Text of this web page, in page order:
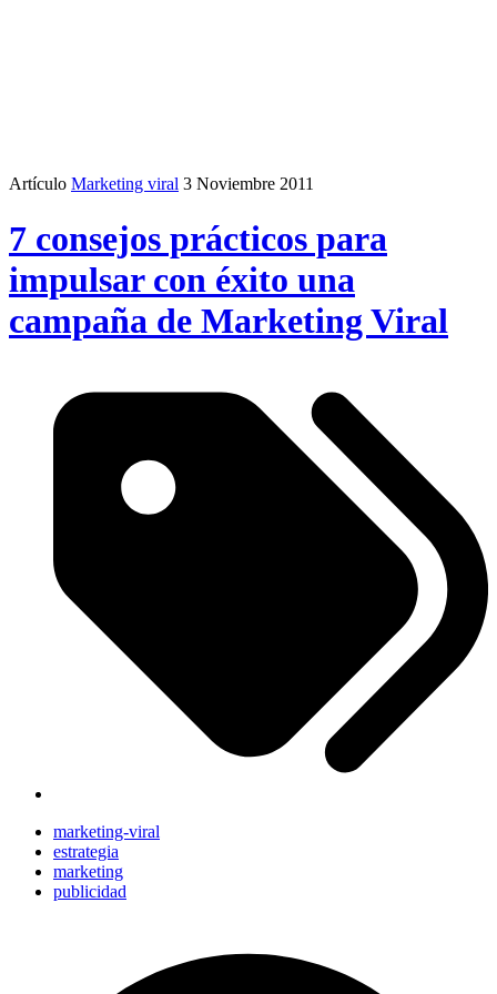
Artículo Marketing viral 3 Noviembre 2011
7 consejos prácticos para
impulsar con éxito una
campaña de Marketing Viral
marketing-viral
estrategia
marketing
publicidad